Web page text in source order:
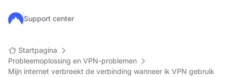
Ga naar de hoofdinhoud
Support center
Startpagina
Probleemoplossing en VPN-problemen
Mijn internet verbreekt de verbinding wanneer ik VPN gebruik